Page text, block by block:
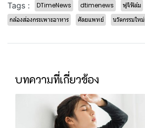
Tags : DTimeNews dtimenews
ฟูจิฟิล์ม
กล้องส่องกระเพาะอาหาร
ศัลยแพทย์ นวัตกรรมใหม่
บทความที่เกี่ยวข้อง